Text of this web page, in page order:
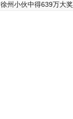
徐州小伙中得639万大奖